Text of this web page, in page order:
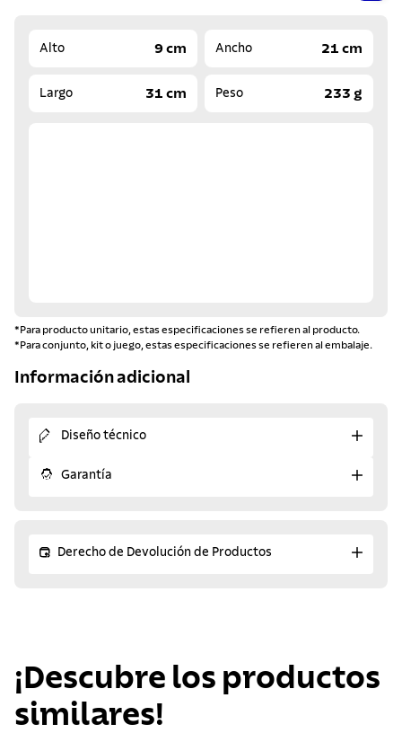
Alto 9 cm Ancho 21 cm
Largo 31 cm Peso 233 g
*Para producto unitario, estas especificaciones se refieren al producto.
*Para conjunto, kit o juego, estas especificaciones se refieren al embalaje.
Información adicional
Diseño técnico
Garantía
Derecho de Devolución de Productos
¡Descubre los productos
similares!